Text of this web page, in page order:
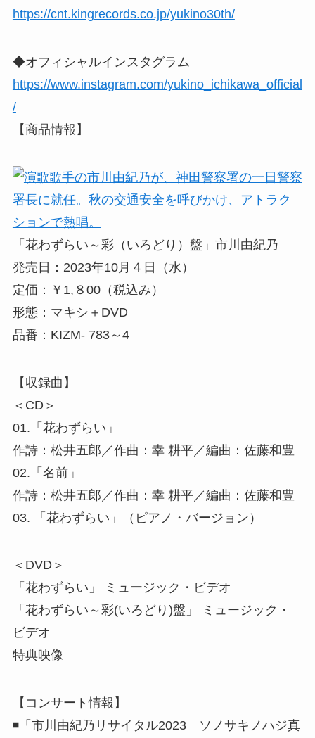
https://cnt.kingrecords.co.jp/yukino30th/
◆オフィシャルインスタグラム
https://www.instagram.com/yukino_ichikawa_official
/
【商品情報】
「花わずらい～彩（いろどり）盤」市川由紀乃
発売日：2023年10月４日（水）
定価：￥1,８00（税込み）
形態：マキシ＋DVD
品番：KIZM- 783～4
【収録曲】
＜CD＞
01.「花わずらい」
作詩：松井五郎／作曲：幸 耕平／編曲：佐藤和豊
02.「名前」
作詩：松井五郎／作曲：幸 耕平／編曲：佐藤和豊
03. 「花わずらい」（ピアノ・バージョン）
＜DVD＞
「花わずらい」 ミュージック・ビデオ
「花わずらい～彩(いろどり)盤」 ミュージック・
ビデオ
特典映像
【コンサート情報】
◾️「市川由紀乃リサイタル2023 ソノサキノハジ真